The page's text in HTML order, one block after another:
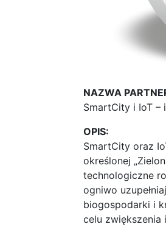
NAZWA
SmartCity i IoT –
OPIS:
SmartCity oraz
określonej
technologiczne
ogniwo
biogospodarki i
celu